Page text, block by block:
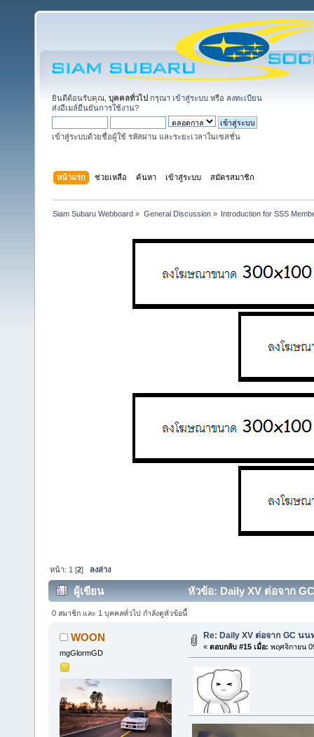
ยินดีต้อนรับคุณ, บุคคลทั่วไป กรุณา เข้าสู่ระบบ หรือ ลงทะเบียน
ส่งอีเมล์ยืนยันการใช้งาน?
เข้าสู่ระบบด้วยชื่อผู้ใช้ รหัสผ่าน และระยะเวลาในเซสชั่น
หน้าแรก ช่วยเหลือ ค้นหา เข้าสู่ระบบ สมัครสมาชิก
Siam Subaru Webboard » General Discussion» Introduction for SSS
หน้า: 1 [2] ลงล่าง
ผู้เขียน หัวข้อ: Daily XV ต่อจาก
0 สมาชิก และ 1 บุคคลทั่วไป กำลังดูหัวข้อนี้
WOON
mgGlormGD
Re: Daily XV ต่อจาก GC นน
« ตอบกลับ #15 เมื่อ: พฤศจิกายน